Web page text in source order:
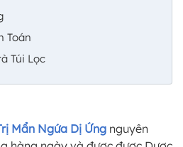
Toán
Túi Lọc
Mẩn Ngứa Dị Ứng nguyên